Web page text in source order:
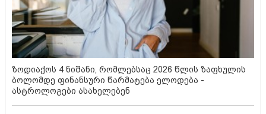
ზოდიაქოს 4 ნიშანი, რომლებსაც 2026 წლის ზაფხულის
ბოლომდე ფინანსური წარმატება ელოდება -
ასტროლოგები ასახელებენ